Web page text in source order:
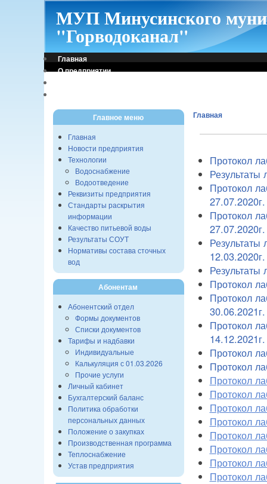
МУП Минусинского
"Горводоканал"
Главная
О предприятии
Главное меню
Главная
Новости предприятия
Технологии
Водоснабжение
Водоотведение
Реквизиты предприятия
Стандарты раскрытия
информации
Качество питьевой воды
Результаты СОУТ
Нормативы состава сточных
вод
Абонентам
Абонентский отдел
Формы документов
Списки документов
Тарифы и надбавки
Индивидуальные
Калькуляция с 01.03.2026
Прочие услуги
Личный кабинет
Бухгалтерский баланс
Политика обработки
персональных данных
Положение о закупках
Производственная программа
Теплоснабжение
Устав предприятия
Главная
Протокол
Протокол
27.07.2020г.
Протокол
27.07.2020г.
12.03.2020г.
Протокол
Протокол
30.06.2021г.
Протокол
14.12.2021г.
Протокол
Протокол
Протокол
Протокол
Протокол
Протокол
Протокол
Протокол
Протокол
Протокол